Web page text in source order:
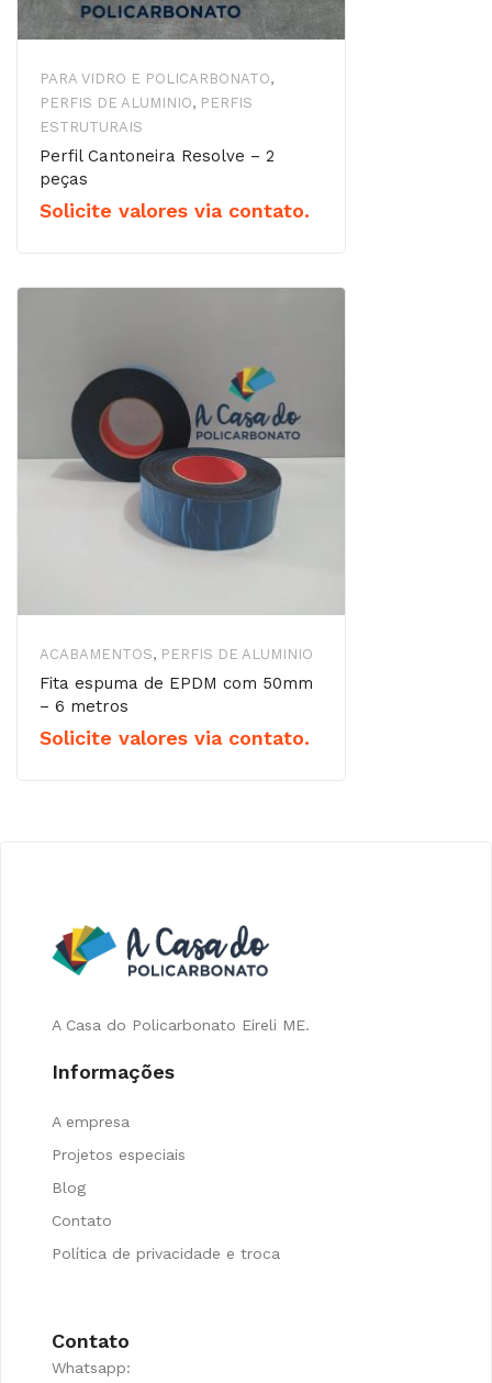
PARA VIDRO E POLICARBONATO,
PERFIS DE ALUMINIO, PERFIS
ESTRUTURAIS
Perfil Cantoneira Resolve – 2
peças
Solicite valores via contato.
ACABAMENTOS, PERFIS DE ALUMINIO
Fita espuma de EPDM com 50mm
– 6 metros
Solicite valores via contato.
A Casa do Policarbonato Eireli ME.
Informações
A empresa
Projetos especiais
Blog
Contato
Política de privacidade e troca
Contato
Whatsapp: